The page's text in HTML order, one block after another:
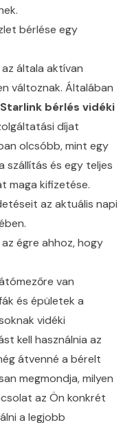
bérlése egy
általa aktívan
változnak. Általában
Starlink bérlés vidéki
díjat
olcsóbb, mint egy
szállítás és egy teljes
maga kifizetése.
az aktuális napi
égre ahhoz, hogy
van
és épületek a
vidéki
kell használnia az
átvenné a bérelt
megmondja, milyen
az Ön konkrét
a legjobb